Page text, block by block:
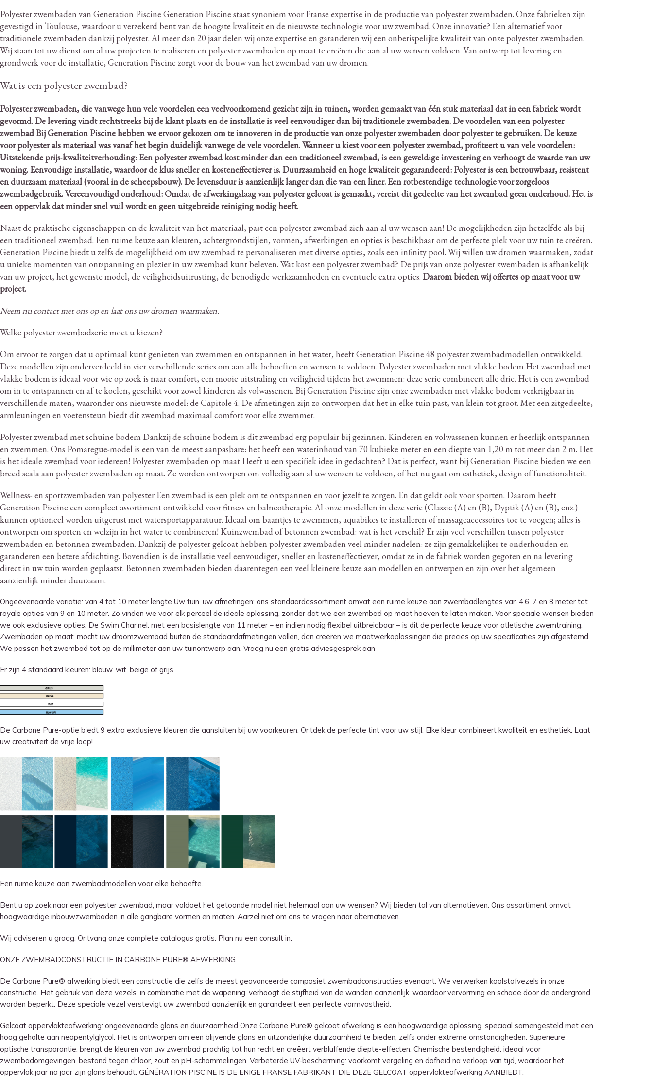
Polyester zwembaden van Generation Piscine Generation Piscine staat synoniem voor Franse expertise in de productie van polyester zwembaden. Onze fabrieken zijn
gevestigd in Toulouse, waardoor u verzekerd bent van de hoogste kwaliteit en de nieuwste technologie voor uw zwembad. Onze innovatie? Een alternatief voor
traditionele zwembaden dankzij polyester. Al meer dan 20 jaar delen wij onze expertise en garanderen wij een onberispelijke kwaliteit van onze polyester zwembaden.
Wij staan ​​tot uw dienst om al uw projecten te realiseren en polyester zwembaden op maat te creëren die aan al uw wensen voldoen. Van ontwerp tot levering en
grondwerk voor de installatie, Generation Piscine zorgt voor de bouw van het zwembad van uw dromen.
Wat is een polyester zwembad?
Polyester zwembaden, die vanwege hun vele voordelen een veelvoorkomend gezicht zijn in tuinen, worden gemaakt van één stuk materiaal dat in een fabriek wordt
gevormd. De levering vindt rechtstreeks bij de klant plaats en de installatie is veel eenvoudiger dan bij traditionele zwembaden. De voordelen van een polyester
zwembad Bij Generation Piscine hebben we ervoor gekozen om te innoveren in de productie van onze polyester zwembaden door polyester te gebruiken. De keuze
voor polyester als materiaal was vanaf het begin duidelijk vanwege de vele voordelen.Wanneer u kiest voor een polyester zwembad, profiteert u van vele voordelen:
Uitstekende prijs-kwaliteitverhouding: Een polyester zwembad kost minder dan een traditioneel zwembad, is een geweldige investering en verhoogt de waarde van uw
woning. Eenvoudige installatie, waardoor de klus sneller en kosteneffectiever is. Duurzaamheid en hoge kwaliteit gegarandeerd: Polyester is een betrouwbaar, resistent
en duurzaam materiaal (vooral in de scheepsbouw). De levensduur is aanzienlijk langer dan die van een liner. Een rotbestendige technologie voor zorgeloos
zwembadgebruik. Vereenvoudigd onderhoud: Omdat de afwerkingslaag van polyester gelcoat is gemaakt, vereist dit gedeelte van het zwembad geen onderhoud. Het is
een oppervlak dat minder snel vuil wordt en geen uitgebreide reiniging nodig heeft.
Naast de praktische eigenschappen en de kwaliteit van het materiaal, past een polyester zwembad zich aan al uw wensen aan! De mogelijkheden zijn hetzelfde als bij
een traditioneel zwembad. Een ruime keuze aan kleuren, achtergrondstijlen, vormen, afwerkingen en opties is beschikbaar om de perfecte plek voor uw tuin te creëren.
Generation Piscine biedt u zelfs de mogelijkheid om uw zwembad te personaliseren met diverse opties, zoals een infinity pool. Wij willen uw dromen waarmaken, zodat
u unieke momenten van ontspanning en plezier in uw zwembad kunt beleven. Wat kost een polyester zwembad? De prijs van onze polyester zwembaden is afhankelijk
van uw project, het gewenste model, de veiligheidsuitrusting, de benodigde werkzaamheden en eventuele extra opties. Daarom bieden wij offertes op maat voor uw
project.
Neem nu contact met ons op en laat ons uw dromen waarmaken.
Welke polyester zwembadserie moet u kiezen?
Om ervoor te zorgen dat u optimaal kunt genieten van zwemmen en ontspannen in het water, heeft Generation Piscine 48 polyester zwembadmodellen ontwikkeld.
Deze modellen zijn onderverdeeld in vier verschillende series om aan alle behoeften en wensen te voldoen. Polyester zwembaden met vlakke bodem Het zwembad met
vlakke bodem is ideaal voor wie op zoek is naar comfort, een mooie uitstraling en veiligheid tijdens het zwemmen: deze serie combineert alle drie. Het is een zwembad
om in te ontspannen en af ​​te koelen, geschikt voor zowel kinderen als volwassenen. Bij Generation Piscine zijn onze zwembaden met vlakke bodem verkrijgbaar in
verschillende maten, waaronder ons nieuwste model: de Capitole 4. De afmetingen zijn zo ontworpen dat het in elke tuin past, van klein tot groot. Met een zitgedeelte,
armleuningen en voetensteun biedt dit zwembad maximaal comfort voor elke zwemmer.
Polyester zwembad met schuine bodem Dankzij de schuine bodem is dit zwembad erg populair bij gezinnen. Kinderen en volwassenen kunnen er heerlijk ontspannen
en zwemmen. Ons Pomaregue-model is een van de meest aanpasbare: het heeft een waterinhoud van 70 kubieke meter en een diepte van 1,20 m tot meer dan 2 m. Het
is het ideale zwembad voor iedereen! Polyester zwembaden op maat Heeft u een specifiek idee in gedachten? Dat is perfect, want bij Generation Piscine bieden we een
breed scala aan polyester zwembaden op maat. Ze worden ontworpen om volledig aan al uw wensen te voldoen, of het nu gaat om esthetiek, design of functionaliteit.
Wellness- en sportzwembaden van polyester Een zwembad is een plek om te ontspannen en voor jezelf te zorgen. En dat geldt ook voor sporten. Daarom heeft
Generation Piscine een compleet assortiment ontwikkeld voor fitness en balneotherapie. Al onze modellen in deze serie (Classic (A) en (B), Dyptik (A) en (B), enz.)
kunnen optioneel worden uitgerust met watersportapparatuur. Ideaal om baantjes te zwemmen, aquabikes te installeren of massageaccessoires toe te voegen; alles is
ontworpen om sporten en welzijn in het water te combineren! Kuinzwembad of betonnen zwembad: wat is het verschil? Er zijn veel verschillen tussen polyester
zwembaden en betonnen zwembaden. Dankzij de polyester gelcoat hebben polyester zwembaden veel minder nadelen: ze zijn gemakkelijker te onderhouden en
garanderen een betere afdichting. Bovendien is de installatie veel eenvoudiger, sneller en kosteneffectiever, omdat ze in de fabriek worden gegoten en na levering
direct in uw tuin worden geplaatst. Betonnen zwembaden bieden daarentegen een veel kleinere keuze aan modellen en ontwerpen en zijn over het algemeen
aanzienlijk minder duurzaam.
Ongeëvenaarde variatie: van 4 tot 10 meter lengte Uw tuin, uw afmetingen: ons standaardassortiment omvat een ruime keuze aan zwembadlengtes van 4,6, 7 en 8 meter tot
royale opties van 9 en 10 meter. Zo vinden we voor elk perceel de ideale oplossing, zonder dat we een zwembad op maat hoeven te laten maken. Voor speciale wensen bieden
we ook exclusieve opties: De Swim Channel: met een basislengte van 11 meter – en indien nodig flexibel uitbreidbaar – is dit de perfecte keuze voor atletische zwemtraining.
Zwembaden op maat: mocht uw droomzwembad buiten de standaardafmetingen vallen, dan creëren we maatwerkoplossingen die precies op uw specificaties zijn afgestemd.
We passen het zwembad tot op de millimeter aan uw tuinontwerp aan. Vraag nu een gratis adviesgesprek aan
Er zijn 4 standaard kleuren: blauw, wit, beige of grijs
De Carbone Pure-optie biedt 9 extra exclusieve kleuren die aansluiten bij uw voorkeuren. Ontdek de perfecte tint voor uw stijl. Elke kleur combineert kwaliteit en esthetiek. Laat
uw creativiteit de vrije loop!
Een ruime keuze aan zwembadmodellen voor elke behoefte.
Bent u op zoek naar een polyester zwembad, maar voldoet het getoonde model niet helemaal aan uw wensen? Wij bieden tal van alternatieven. Ons assortiment omvat
hoogwaardige inbouwzwembaden in alle gangbare vormen en maten. Aarzel niet om ons te vragen naar alternatieven.
Wij adviseren u graag. Ontvang onze complete catalogus gratis. Plan nu een consult in.
ONZE ZWEMBADCONSTRUCTIE IN CARBONE PURE® AFWERKING
De Carbone Pure® afwerking biedt een constructie die zelfs de meest geavanceerde composiet zwembadconstructies evenaart. We verwerken koolstofvezels in onze
constructie. Het gebruik van deze vezels, in combinatie met de wapening, verhoogt de stijfheid van de wanden aanzienlijk, waardoor vervorming en schade door de ondergrond
worden beperkt. Deze speciale vezel verstevigt uw zwembad aanzienlijk en garandeert een perfecte vormvastheid.
Gelcoat oppervlakteafwerking: ongeëvenaarde glans en duurzaamheid Onze Carbone Pure® gelcoat afwerking is een hoogwaardige oplossing, speciaal samengesteld met een
hoog gehalte aan neopentylglycol. Het is ontworpen om een ​​blijvende glans en uitzonderlijke duurzaamheid te bieden, zelfs onder extreme omstandigheden. Superieure
optische transparantie: brengt de kleuren van uw zwembad prachtig tot hun recht en creëert verbluffende diepte-effecten. Chemische bestendigheid: ideaal voor
zwembadomgevingen, bestand tegen chloor, zout en pH-schommelingen. Verbeterde UV-bescherming: voorkomt vergeling en dofheid na verloop van tijd, waardoor het
oppervlak jaar na jaar zijn glans behoudt. GÉNÉRATION PISCINE IS DE ENIGE FRANSE FABRIKANT DIE DEZE GELCOAT oppervlakteafwerking AANBIEDT.